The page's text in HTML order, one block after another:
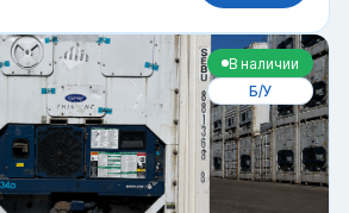
В наличии
Б/У